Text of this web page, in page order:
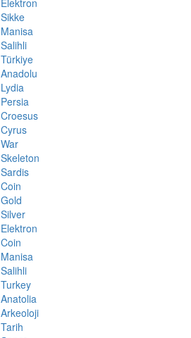
Elektron
Sikke
Manisa
Salihli
Türkiye
Anadolu
Lydia
Persia
Croesus
Cyrus
War
Skeleton
Sardis
Coin
Gold
Silver
Elektron
Coin
Manisa
Salihli
Turkey
Anatolia
Arkeoloji
Tarih